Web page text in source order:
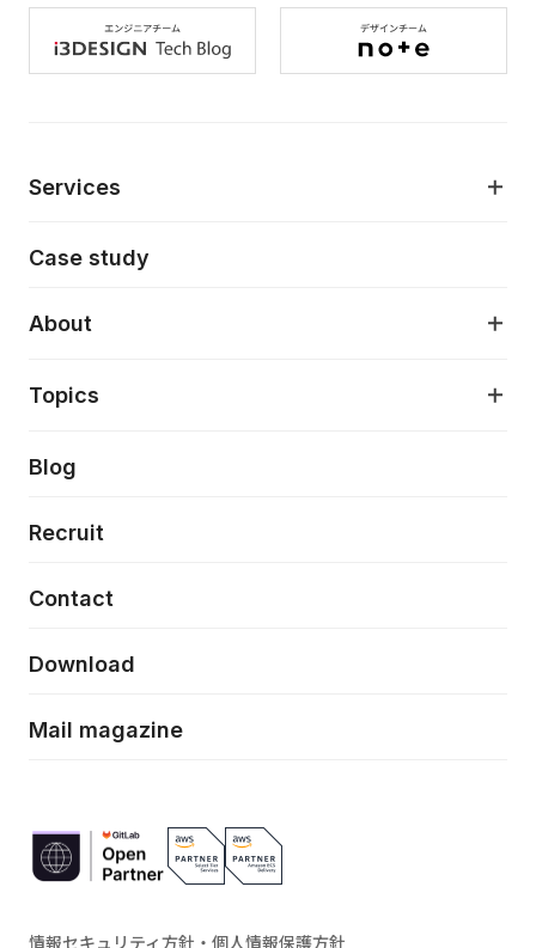
Services
AI駆動開発支援
モダナイゼーション
特徴量エンジニアリングと生成AI
フロントエンド開発
Case study
About
About
Topics
Press release
News
Event/Seminer
Blog
Recruit
Contact
Download
Mail magazine
情報セキュリティ方針・個人情報保護方針